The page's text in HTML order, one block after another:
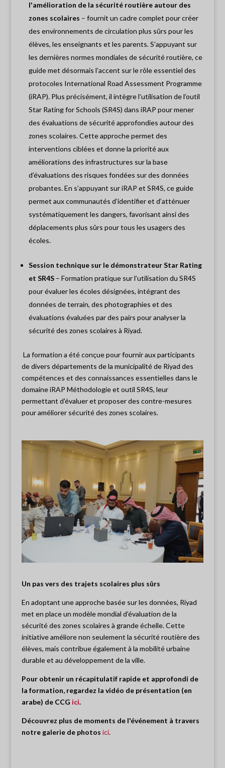
l'amélioration de la sécurité routière autour des
zones scolaires – fournit un cadre complet pour créer
des environnements de circulation plus sûrs pour les
élèves, les enseignants et les parents. S’appuyant sur
les dernières normes mondiales de sécurité routière, ce
guide met désormais l’accent sur le rôle essentiel des
protocoles International Road Assessment Programme
(iRAP). Plus précisément, il intègre l’utilisation de l’outil
Star Rating for Schools (SR4S) dans iRAP pour mener
des évaluations de sécurité approfondies autour des
zones scolaires. Cette approche permet des
interventions ciblées et donne la priorité aux
améliorations des infrastructures sur la base
d’évaluations des risques fondées sur des données
probantes. En s’appuyant sur iRAP et SR4S, ce guide
permet aux communautés d’identifier et d’atténuer
systématiquement les dangers, favorisant ainsi des
déplacements plus sûrs pour tous les usagers des
écoles.
Session technique sur le démonstrateur Star Rating
et SR4S– Formation pratique sur l’utilisation du SR4S
pour évaluer les écoles désignées, intégrant des
données de terrain, des photographies et des
évaluations évaluées par des pairs pour analyser la
sécurité des zones scolaires à Riyad.
La formation a été conçue pour fournir aux participants
de divers départements de la municipalité de Riyad des
compétences et des connaissances essentielles dans le
domaineiRAP Méthodologie et outil SR4S, leur
permettant d'évaluer et proposer des contre-mesures
pour améliorersécurité des zones scolaires.
Un pas vers des trajets scolaires plus sûrs
En adoptant une approche basée sur les données, Riyad
met en place un modèle mondial d’évaluation de la
sécurité des zones scolaires à grande échelle. Cette
initiative améliore non seulement la sécurité routière des
élèves, mais contribue également à la mobilité urbaine
durable et au développement de la ville.
Pour obtenir un récapitulatif rapide et approfondi de
la formation, regardez la vidéo de présentation (en
arabe) de CCG ici.
Découvrez plus de moments de l'événement à travers
notre galerie de photos ici.